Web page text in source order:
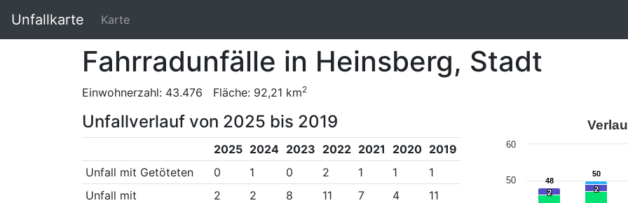
Unfallkarte Karte
Fahrradunfälle in Heinsberg, Stadt
Einwohnerzahl: 43.476 Fläche: 92,21 km2
Unfallverlauf von 2025 bis 2019
2025 2024 2023 2022 2021 2020 2019
Unfall mit Getöteten
0 1 0 2 1 1
1
Unfall mit
2 2 8 11 7 4 11
48
48
50
50
2
2 2
2
50
60